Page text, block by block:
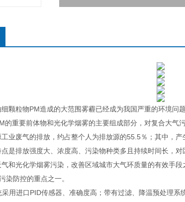
颗粒物PM造成的大范围雾霾已经成为我国严重的环境
的重要前体物和光化学烟雾的主要组成部分，对复合大气
业废气的排放，约占整个人为排放源的55.5％；其中，
是排放强度大、浓度高、污染物种类多且持续时间长，
和光化学烟雾污染，改善区域城市大气环质量的有效手
染防控的重点之一。
用进口PID传感器、准确度高；带有过滤、降温预处理